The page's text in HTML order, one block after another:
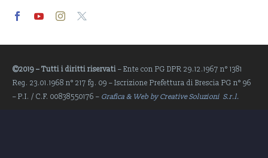
Player
©2019 – Tutti i diritti riservati – Ente con PG DPR 29.12.1967 n° 1381
Reg. 23.01.1968 n° 217 fg. 09 – Iscrizione Prefettura di Brescia PG n° 96
– P.I. / C.F. 00838550176 – Grafica & Web by Creative Soluzioni S.r.l.